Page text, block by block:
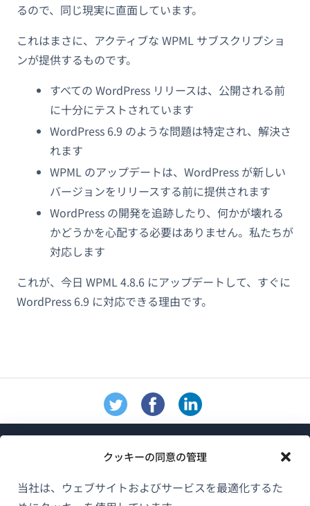
クッキーの同意の管理
当社は、ウェブサイトおよびサービスを最適化するた
るので、同じ現実に直面しています。
これはまさに、アクティブな WPML サブスクリプショ
ンが提供するものです。
すべての WordPress リリースは、公開される前
に十分にテストされています
WordPress 6.9 のような問題は特定され、解決さ
れます
WPML のアップデートは、WordPress が新しい
バージョンをリリースする前に提供されます
WordPress の開発を追跡したり、何かが壊れる
かどうかを心配する必要はありません。私たちが
対応します
これが、今日 WPML 4.8.6 にアップデートして、すぐに
WordPress 6.9 に対応できる理由です。